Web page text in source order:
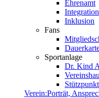
Ehrenamt
Integration
Inklusion
Fans
Sportanlage
Dr. Kind
Stützpunkt
Verein:Porträt,